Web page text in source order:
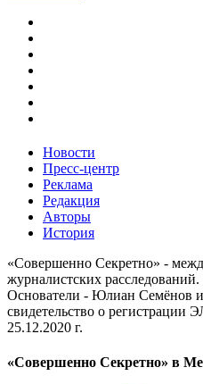
Новости
Пресс-центр
Реклама
Редакция
Авторы
История
«Совершенно Секретно» -
журналистских расследований.
Основатели - Юлиан Семёнов
свидетельство о
25.12.2020 г.
«Совершенно Секретно» в